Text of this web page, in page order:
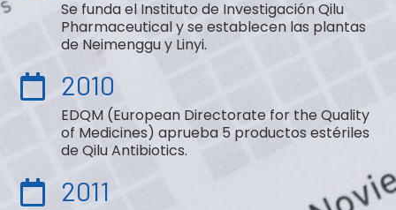
Se funda el Instituto de Investigación Qilu
Pharmaceutical y se establecen las plantas
de Neimenggu y Linyi.
2010
EDQM (European Directorate for the Quality
of Medicines) aprueba 5 productos estériles
de Qilu Antibiotics.
2011